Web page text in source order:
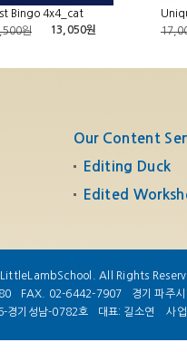
Bingo 4x4_cat
원
13,050원
Our Content
Editing Duck
Edited
All Rights
FAX. 02-6442-7907
경기 파주
경기성남-0782호
대표: 길소연 사